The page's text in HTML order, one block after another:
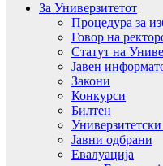
За Универзитетот
Процедура за
Говор на
Статут на
Јавен
Закони
Конкурси
Билтен
Јавни одбрани
Евалуација